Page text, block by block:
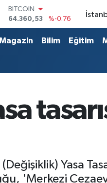
DOLAR
47,7069
%0.17
EURO
55,0265
%0.01
Magazin Bilim Eğitim
Yasa
'Merkezi